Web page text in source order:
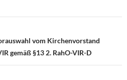
vom Kirchenvorstand
gemäß §13 2. RahO-VIR-D